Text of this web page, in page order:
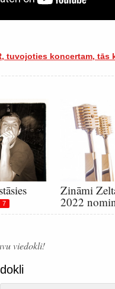
tuvojoties koncertam, tās
7
Zināmi
2022
viedokli!